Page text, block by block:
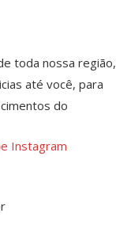
toda nossa região,
até você, para
do
Instagram